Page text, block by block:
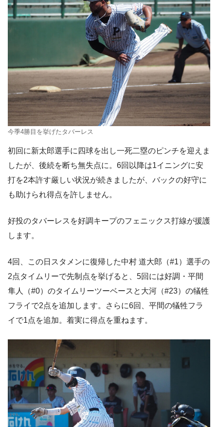
今季4勝目を挙げたタバーレス
初回に新太郎選手に四球を出し一死二塁のピンチを迎えま
したが、後続を断ち無失点に。6回以降は1イニングに安
打を2本許す厳しい状況が続きましたが、バックの好守に
も助けられ得点を許しません。
好投のタバーレスを好調キープのフェニックス打線が援護
します。
4回、この日スタメンに復帰した中村 道大郎（#1）選手の
2点タイムリーで先制点を挙げると、5回には好調・平間
隼人（#0）のタイムリーツーベースと大河（#23）の犠牲
フライで2点を追加します。さらに6回、平間の犠牲フラ
イで1点を追加。着実に得点を重ねます。